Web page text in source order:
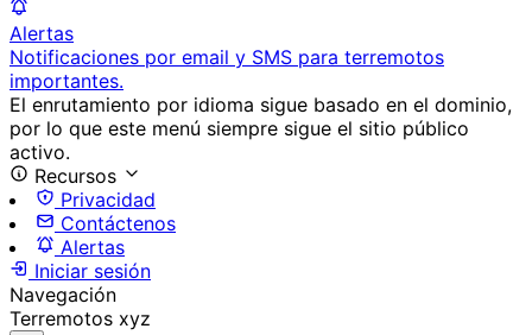
Alertas
Notificaciones por email y SMS para terremotos
importantes.
El enrutamiento por idioma sigue basado en el dominio,
por lo que este menú siempre sigue el sitio público
activo.
Recursos
Privacidad
Contáctenos
Alertas
Iniciar sesión
Navegación
Terremotos xyz